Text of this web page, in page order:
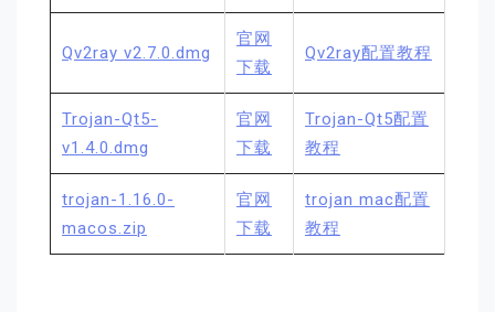
Qv2ray v2.7.0.dmg
官网
下载
Qv2ray配置教程
Trojan-Qt5-
v1.4.0.dmg
官网
下载
Trojan-Qt5配置
教程
trojan-1.16.0-
macos.zip
官网
下载
trojan mac配置
教程